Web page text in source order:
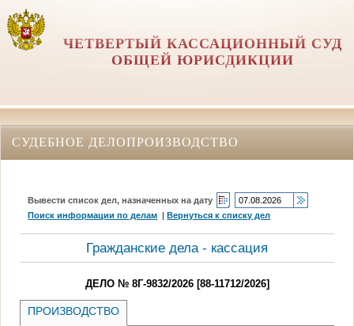
ЧЕТВЕРТЫЙ КАССАЦИОННЫЙ СУД
ОБЩЕЙ ЮРИСДИКЦИИ
СУДЕБНОЕ ДЕЛОПРОИЗВОДСТВО
Вывести список дел, назначенных на дату
Поиск информации по делам |Вернуться к списку дел
Гражданские дела - кассация
ДЕЛО № 8Г-9832/2026 [88-11712/2026]
ПРОИЗВОДСТВО